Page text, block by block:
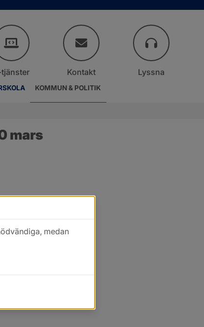
KOMMUN & POLITIK
tjänster Kontakt Lyssna
mars
medan